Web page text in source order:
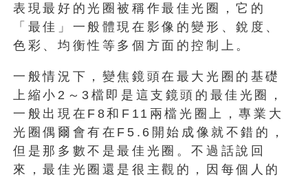
表現最好的光圈被稱作最佳光圈，它的
「最佳」一般體現在影像的變形、銳度、
色彩、均衡性等多個方面的控制上。
一般情況下，變焦鏡頭在最大光圈的基礎
上縮小2～3檔即是這支鏡頭的最佳光圈，
一般出現在F8和F11兩檔光圈上，專業大
光圈偶爾會有在F5.6開始成像就不錯的，
但是那多數不是最佳光圈。不過話說回
來，最佳光圈還是很主觀的，因每個人的